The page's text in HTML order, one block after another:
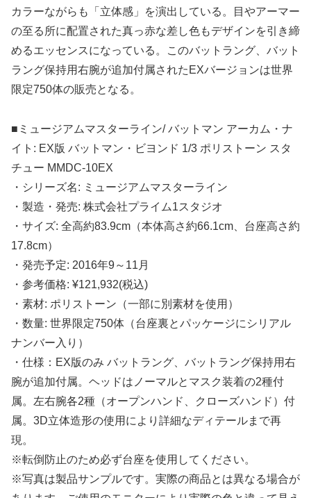
カラーながらも「立体感」を演出している。目やアーマー
の至る所に配置された真っ赤な差し色もデザインを引き締
めるエッセンスになっている。このバットラング、バット
ラング保持用右腕が追加付属されたEXバージョンは世界
限定750体の販売となる。
■ミュージアムマスターライン/ バットマン アーカム・ナ
イト: EX版 バットマン・ビヨンド 1/3 ポリストーン スタ
チュー MMDC-10EX
・シリーズ名: ミュージアムマスターライン
・製造・発売: 株式会社プライム1スタジオ
・サイズ: 全高約83.9cm（本体高さ約66.1cm、台座高さ約
17.8cm）
・発売予定: 2016年9～11月
・参考価格: ¥121,932(税込)
・素材: ポリストーン（一部に別素材を使用）
・数量: 世界限定750体（台座裏とパッケージにシリアル
ナンバー入り）
・仕様：EX版のみ バットラング、バットラング保持用右
腕が追加付属。ヘッドはノーマルとマスク装着の2種付
属。左右腕各2種（オープンハンド、クローズハンド）付
属。3D立体造形の使用により詳細なディテールまで再
現。
※転倒防止のため必ず台座を使用してください。
※写真は製品サンプルです。実際の商品とは異なる場合が